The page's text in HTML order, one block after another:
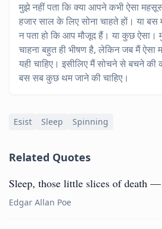
मुझे नहीं पता कि क्या आपने कभी ऐसा
हजार साल के लिए सोना चाहते हों। या बस
न पता हो कि आप मौजूद हैं। या कुछ ऐसा।
चाहना बहुत ही भीषण है, लेकिन जब मैं
यही चाहिए। इसीलिए मैं सोचने से बचने
बस सब कुछ थम जाने की चाहिए।
Esist Sleep Spinning
Related Quotes
Sleep, those little slices of death
Edgar Allan Poe